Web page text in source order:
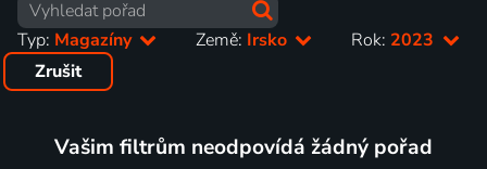
Typ: Magazíny Země: Irsko Rok: 2023
Zrušit
Vašim filtrům neodpovídá žádný pořad